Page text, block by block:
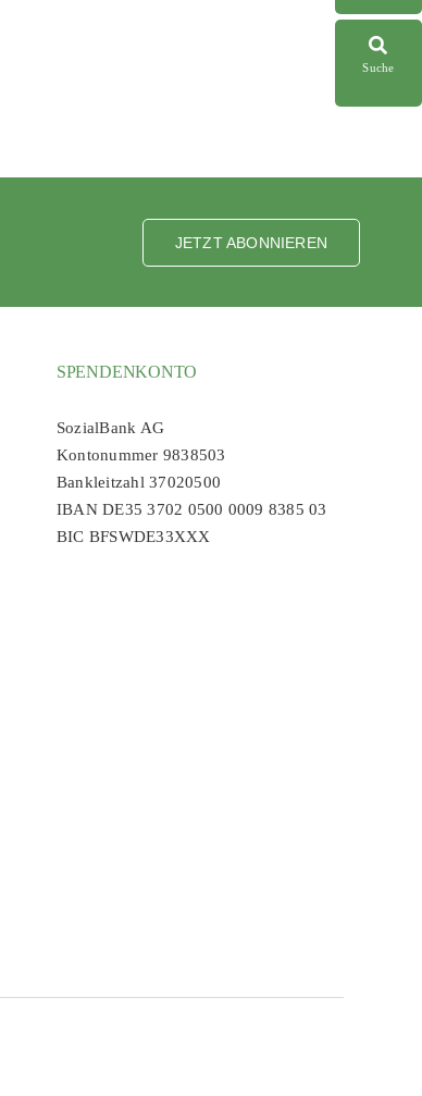
Suche
JETZT ABONNIEREN
SPENDENKONTO
SozialBank AG
Kontonummer 9838503
Bankleitzahl 37020500
IBAN DE35 3702 0500 0009 8385 03
BIC BFSWDE33XXX